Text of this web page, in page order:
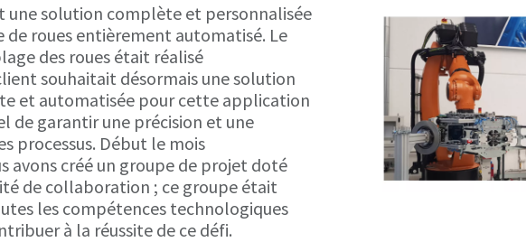
une solution complète et personnalisée
de roues entièrement automatisé. Le
des roues était réalisé
souhaitait désormais une solution
et automatisée pour cette application
de garantir une précision et une
processus. Début le mois
avons créé un groupe de projet doté
de collaboration ; ce groupe était
les compétences technologiques
à la réussite de ce défi.